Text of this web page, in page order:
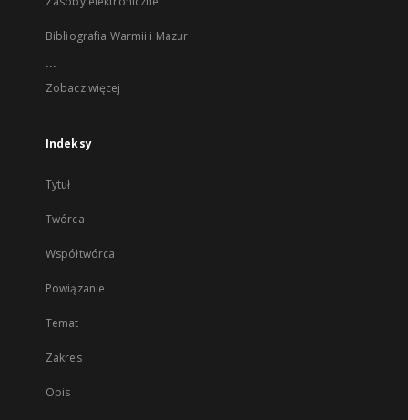
Bibliografia Warmii i Mazur
...
Zobacz więcej
Indeksy
Tytuł
Twórca
Współtwórca
Powiązanie
Temat
Zakres
Opis